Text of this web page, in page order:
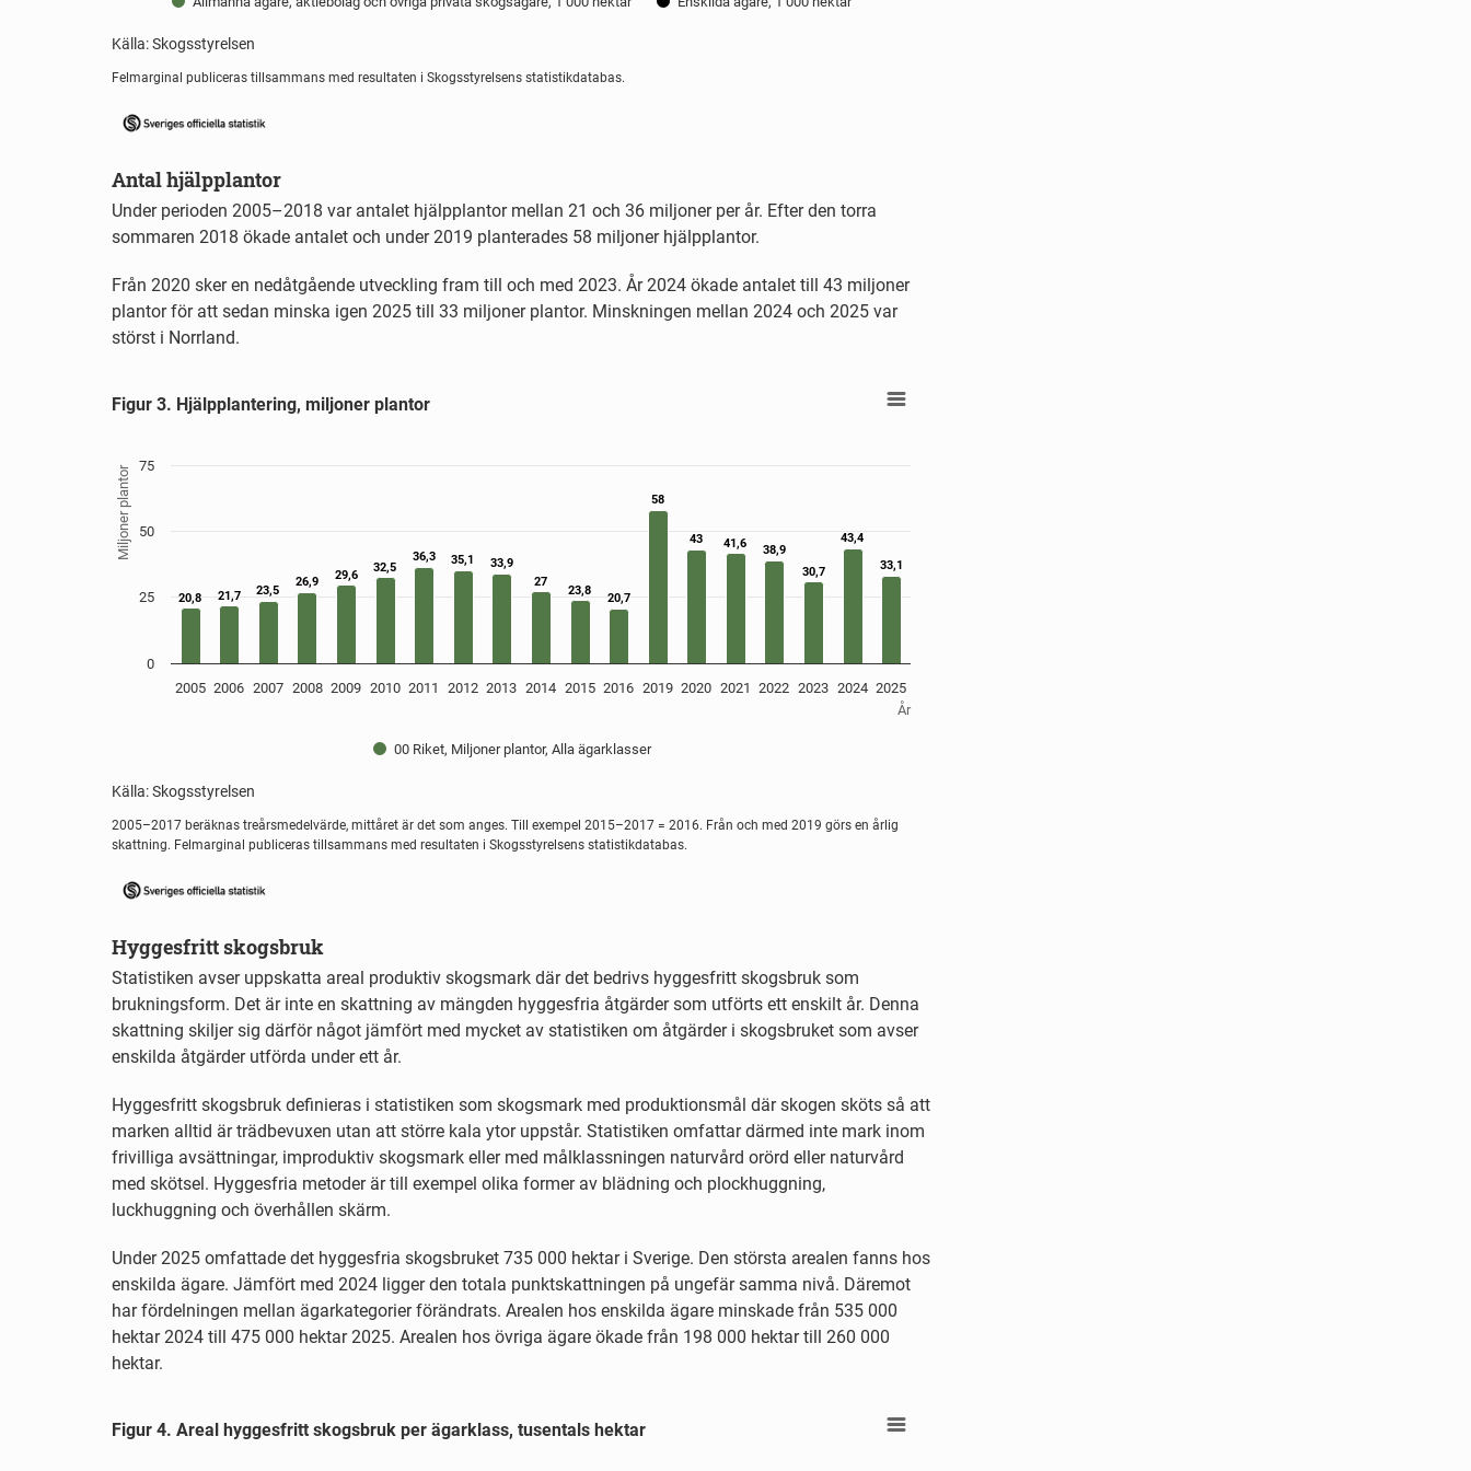
Källa: Skogsstyrelsen
End of interactive chart.
Felmarginal publiceras tillsammans med resultaten i Skogsstyrelsens statistikdatabas.
Antal hjälpplantor
Under perioden 2005–2018 var antalet hjälpplantor mellan 21 och 36 miljoner per år. Efter den torra
sommaren 2018 ökade antalet och under 2019 planterades 58 miljoner hjälpplantor.
Från 2020 sker en nedåtgående utveckling fram till och med 2023. År 2024 ökade antalet till 43 miljoner
plantor för att sedan minska igen 2025 till 33 miljoner plantor. Minskningen mellan 2024 och 2025 var
störst i Norrland.
Bar chart with 19 bars.
The chart has 1 X axis displaying År.
The chart has 1 Y axis displaying Miljoner plantor. Data ranges from 20.7 to 58.
År
Miljoner plantor
Figur 3. Hjälpplantering, miljoner plantor
Källa: Skogsstyrelsen
20,8
20,8 21,7
21,7 23,5
23,5
26,9
26,9 29,6
29,6
32,5
32,5
36,3
36,3 35,1
35,1 33,9
33,9
27
27
23,8
23,8
20,7
20,7
58
58
43
43 41,6
41,6 38,9
38,9
30,7
30,7
43,4
43,4
33,1
33,1
00 Riket, Miljoner plantor, Alla ägarklasser
2005 2006 2007 2008 2009 2010 2011 2012 2013 2014 2015 2016 2019 2020 2021 2022 2023 2024 2025
0
25
50
75
End of interactive chart.
2005–2017 beräknas treårsmedelvärde, mittåret är det som anges. Till exempel 2015–2017 = 2016. Från och med 2019 görs en årlig
skattning. Felmarginal publiceras tillsammans med resultaten i Skogsstyrelsens statistikdatabas.
Hyggesfritt skogsbruk
Statistiken avser uppskatta areal produktiv skogsmark där det bedrivs hyggesfritt skogsbruk som
brukningsform. Det är inte en skattning av mängden hyggesfria åtgärder som utförts ett enskilt år. Denna
skattning skiljer sig därför något jämfört med mycket av statistiken om åtgärder i skogsbruket som avser
enskilda åtgärder utförda under ett år.
Hyggesfritt skogsbruk definieras i statistiken som skogsmark med produktionsmål där skogen sköts så att
marken alltid är trädbevuxen utan att större kala ytor uppstår. Statistiken omfattar därmed inte mark inom
frivilliga avsättningar, improduktiv skogsmark eller med målklassningen naturvård orörd eller naturvård
med skötsel. Hyggesfria metoder är till exempel olika former av blädning och plockhuggning,
luckhuggning och överhållen skärm.
Under 2025 omfattade det hyggesfria skogsbruket 735 000 hektar i Sverige. Den största arealen fanns hos
enskilda ägare. Jämfört med 2024 ligger den totala punktskattningen på ungefär samma nivå. Däremot
har fördelningen mellan ägarkategorier förändrats. Arealen hos enskilda ägare minskade från 535 000
hektar 2024 till 475 000 hektar 2025. Arealen hos övriga ägare ökade från 198 000 hektar till 260 000
hektar.
Bar chart with 6 data series.
Figur 4. Areal hyggesfritt skogsbruk per ägarklass, tusentals hektar